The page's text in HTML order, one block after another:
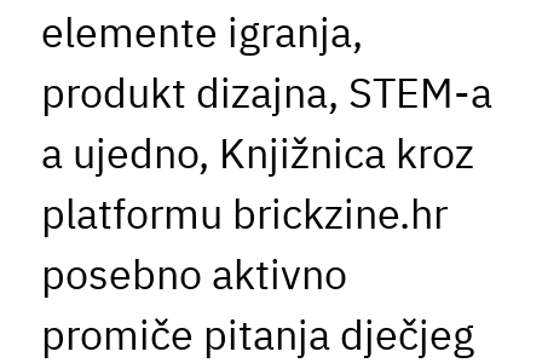
elemente igranja,
produkt dizajna, STEM-a
a ujedno, Knjižnica kroz
platformu brickzine.hr
posebno aktivno
promiče pitanja dječjeg